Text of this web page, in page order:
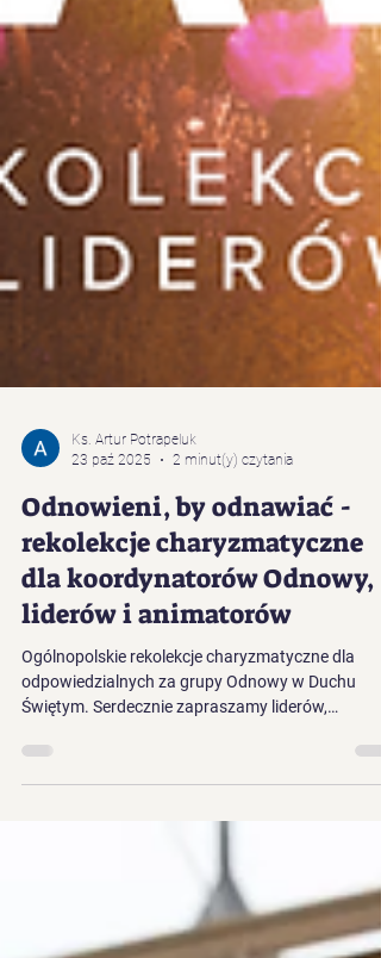
Ks. Artur Potrapeluk
23 paź 2025
2 minut(y) czytania
Odnowieni, by odnawiać -
rekolekcje charyzmatyczne
dla koordynatorów Odnowy,
Świętym. Serdecznie zapraszamy liderów,
wszystkich odpowiedzialnych za wspólnoty
Odnowy w Duchu Świętym na ogólnopolskie
rekolekcje formacyjno-charyzmatyczne. To czas
duchowej odnowy, wspólnoty, modlitwy i refleksji